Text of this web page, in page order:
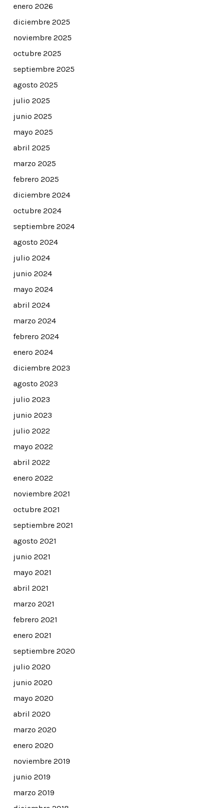
enero 2026
diciembre 2025
noviembre 2025
octubre 2025
septiembre 2025
agosto 2025
julio 2025
junio 2025
mayo 2025
abril 2025
marzo 2025
febrero 2025
diciembre 2024
octubre 2024
septiembre 2024
agosto 2024
julio 2024
junio 2024
mayo 2024
abril 2024
marzo 2024
febrero 2024
enero 2024
diciembre 2023
agosto 2023
julio 2023
junio 2023
julio 2022
mayo 2022
abril 2022
enero 2022
noviembre 2021
octubre 2021
septiembre 2021
agosto 2021
junio 2021
mayo 2021
abril 2021
marzo 2021
febrero 2021
enero 2021
septiembre 2020
julio 2020
junio 2020
mayo 2020
abril 2020
marzo 2020
enero 2020
noviembre 2019
junio 2019
marzo 2019